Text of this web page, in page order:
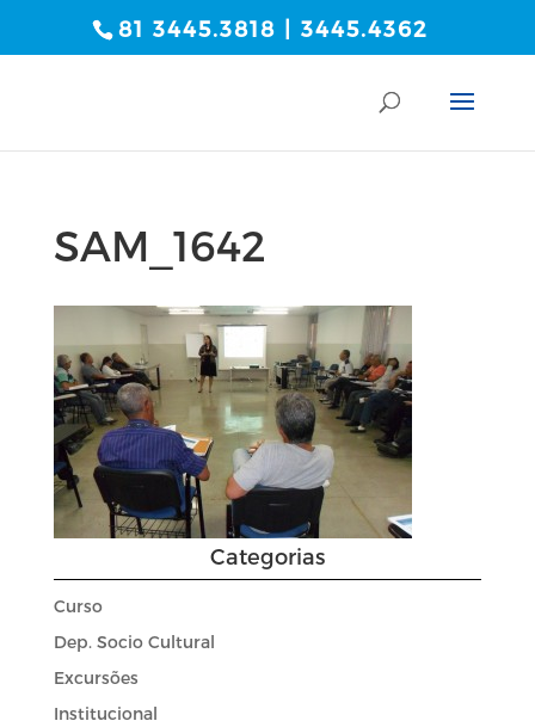
81 3445.3818 | 3445.4362
SAM_1642
Categorias
Curso
Dep. Socio Cultural
Excursões
Institucional